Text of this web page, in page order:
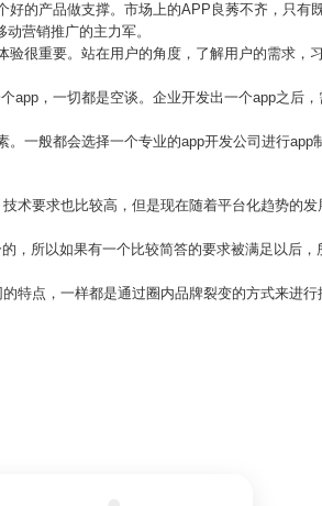
的产品做支撑。市场上的APP良莠不齐，只有
营销推广的主力军。
很重要。站在用户的角度，了解用户的需求，
app，一切都是空谈。企业开发出一个app之后
一般都会选择一个专业的app开发公司进行
术要求也比较高，但是现在随着平台化趋势的
，所以如果有一个比较简答的要求被满足以后
特点，一样都是通过圈内品牌裂变的方式来进